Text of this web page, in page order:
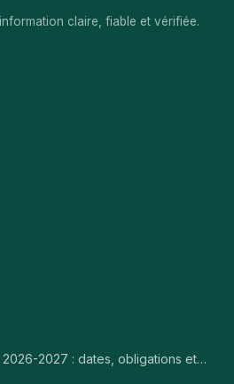
claire, fiable et vérifiée.
2027 : dates, obligations et…